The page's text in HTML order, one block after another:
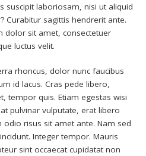
suscipit laboriosam, nisi ut aliquid
Curabitur sagittis hendrerit ante.
dolor sit amet, consectetuer
luctus velit.
rhoncus, dolor nunc faucibus
id lacus. Cras pede libero,
tempor quis. Etiam egestas wisi
pulvinar vulputate, erat libero
odio risus sit amet ante. Nam sed
Integer tempor. Mauris
sint occaecat cupidatat non